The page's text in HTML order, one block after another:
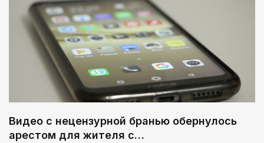
На службе Отечеству и народу
02:00
Аль-Фараби: городская среда и субъектность
человека
Жизнь за окном
Не хочется уезжать
Видео с нецензурной бранью обернулось
арестом для жителя с…